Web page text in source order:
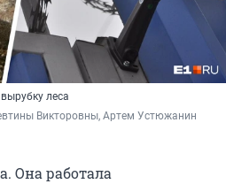
леса
Викторовны, Артем Устюжанин
Она работала